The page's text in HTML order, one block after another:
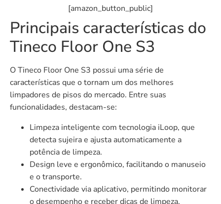
[amazon_button_public]
Principais características do
Tineco Floor One S3
O Tineco Floor One S3 possui uma série de
características que o tornam um dos melhores
limpadores de pisos do mercado. Entre suas
funcionalidades, destacam-se:
Limpeza inteligente com tecnologia iLoop, que
detecta sujeira e ajusta automaticamente a
potência de limpeza.
Design leve e ergonômico, facilitando o manuseio
e o transporte.
Conectividade via aplicativo, permitindo monitorar
o desempenho e receber dicas de limpeza.